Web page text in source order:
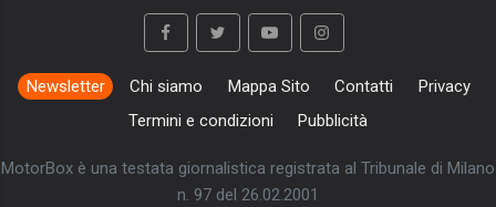
Newsletter Chi siamo Mappa Sito Contatti
Privacy
Termini e condizioni
Pubblicità
MotorBox è una testata giornalistica registrata al Tribunale di Milano
n. 97 del 26.02.2001